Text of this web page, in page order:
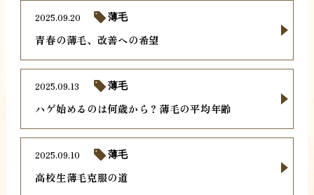
青春の薄毛、改善への希望
2025.09.20 薄毛
ハゲ始めるのは何歳から？薄毛の平均年齢
2025.09.13 薄毛
高校生薄毛克服の道
2025.09.10 薄毛